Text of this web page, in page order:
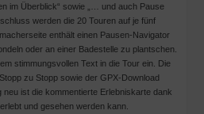
im Überblick“ sowie „… und auch Pause
werden die 20 Touren auf je fünf
enthält einen Pausen-Navigator
oder an einer Badestelle zu plantschen.
stimmungsvollen Text in die Tour ein. Die
zu Stopp sowie der GPX-Download
neu ist die kommentierte Erlebniskarte dank
und gesehen werden kann.